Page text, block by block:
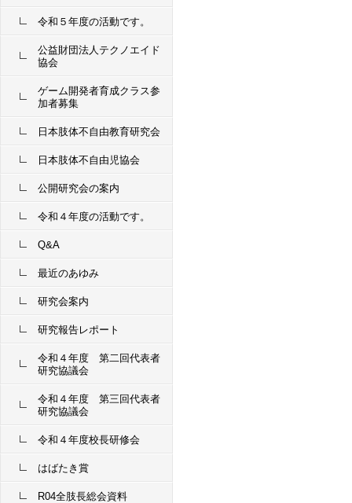
令和５年度の活動です。
公益財団法人テクノエイド
協会
ゲーム開発者育成クラス参
加者募集
日本肢体不自由教育研究会
日本肢体不自由児協会
公開研究会の案内
令和４年度の活動です。
Q&A
最近のあゆみ
研究会案内
研究報告レポート
令和４年度 第二回代表者
研究協議会
令和４年度 第三回代表者
研究協議会
令和４年度校長研修会
はばたき賞
R04全肢長総会資料